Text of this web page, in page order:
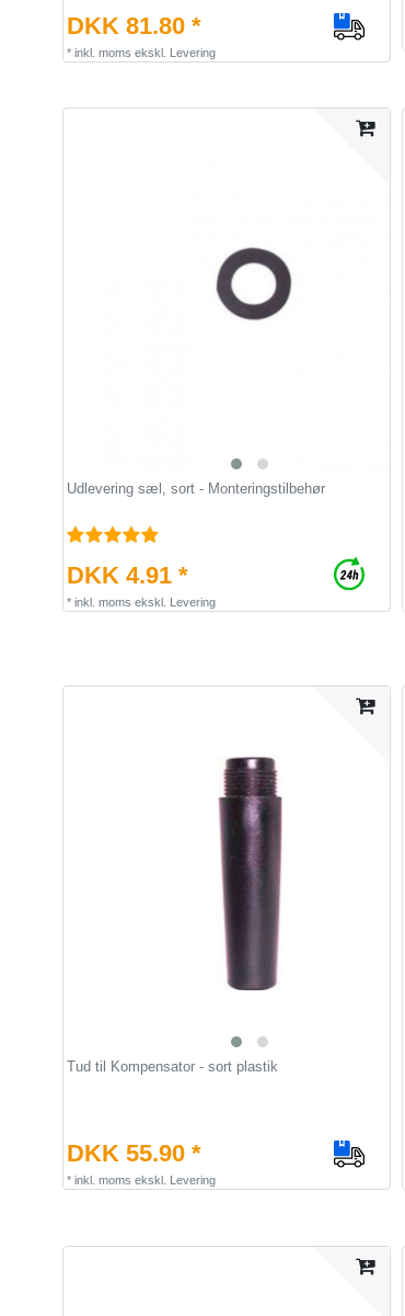
DKK 81.80 *
* inkl. moms ekskl. Levering
Udlevering sæl, sort - Monteringstilbehør
DKK 4.91 *
* inkl. moms ekskl. Levering
Tud til Kompensator - sort plastik
DKK 55.90 *
* inkl. moms ekskl. Levering